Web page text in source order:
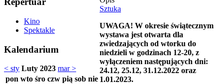
Kino
Spektakle
Kalendarium
< sty Luty 2023 mar >
pon wto śro czw pią sob nie
Sztuka
UWAGA! W okresie świątecznym
wystawa jest otwarta dla
zwiedzających od wtorku do
niedzieli w godzinach 12-20, z
wyłączeniem następujących dni:
24.12, 25.12, 31.12.2022 oraz
1.01.2023.